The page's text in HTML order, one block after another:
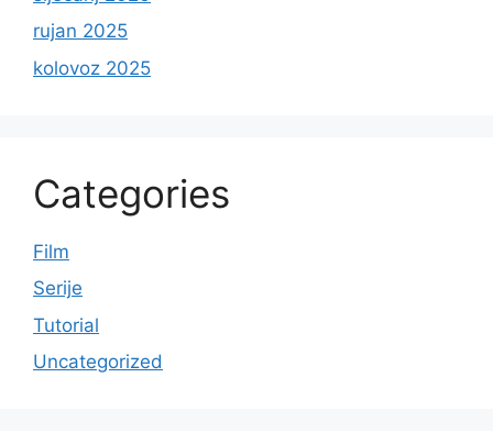
rujan 2025
kolovoz 2025
Categories
Film
Serije
Tutorial
Uncategorized